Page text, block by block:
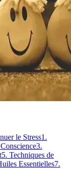
le Stress1.
3.
5. Techniques de
Essentielles7.